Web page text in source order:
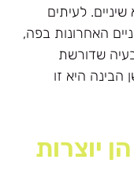
לעיתים
האחרונות בפה,
שדורשת
הבינה היא זו
יוצרות